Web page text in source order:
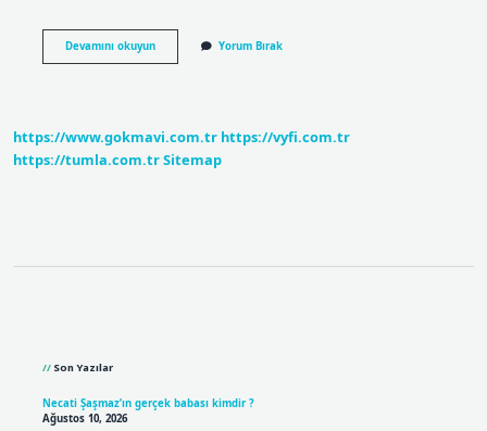
Devamını okuyunBilim
Ve
Yorum Bırak
https://www.gokmavi.com.tr https://vyfi.com.tr
https://tumla.com.trSitemap
Son Yazılar
Necati Şaşmaz’ın gerçek babası kimdir ?
Ağustos 10, 2026